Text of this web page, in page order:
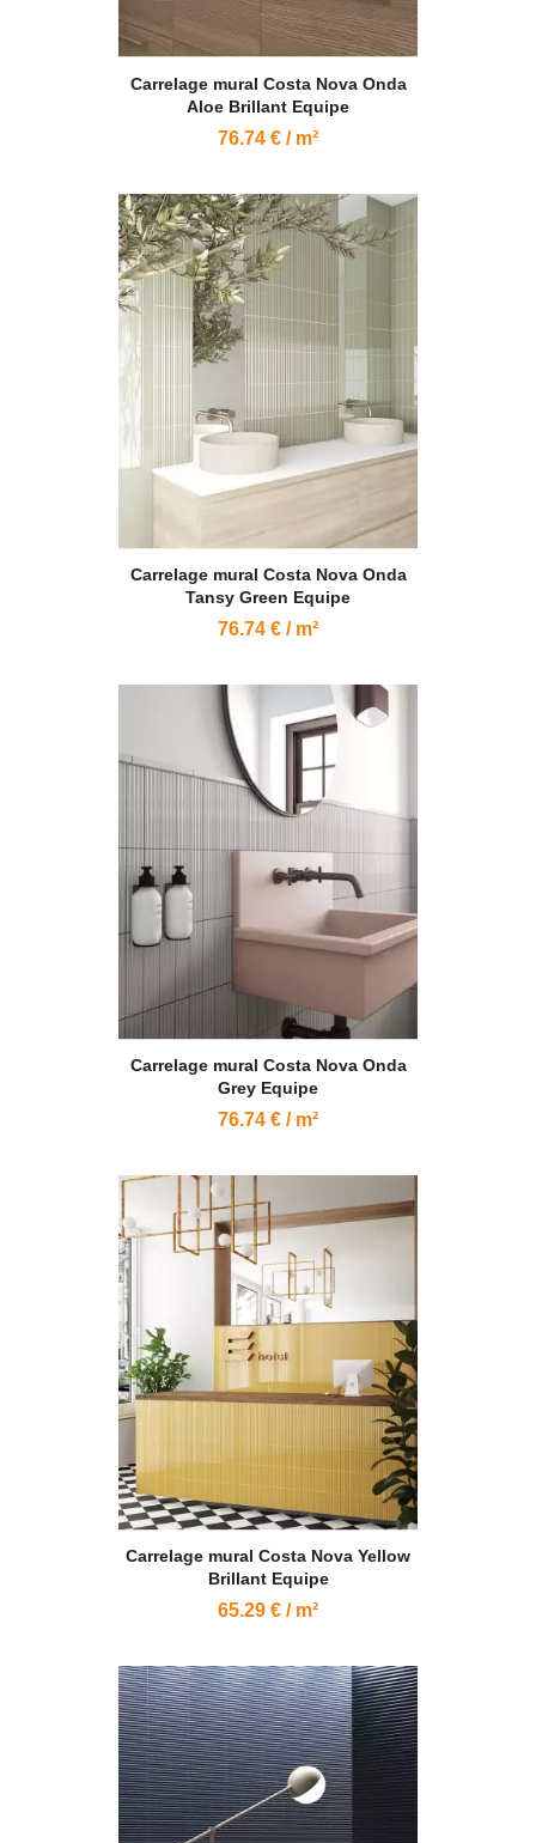
Carrelage mural Costa Nova Onda
Aloe Brillant Equipe
76.74 € / m²
Carrelage mural Costa Nova Onda
Tansy Green Equipe
76.74 € / m²
Carrelage mural Costa Nova Onda
Grey Equipe
76.74 € / m²
Carrelage mural Costa Nova Yellow
Brillant Equipe
65.29 € / m²